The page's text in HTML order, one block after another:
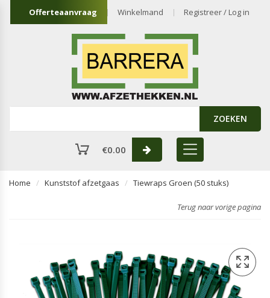
Offerteaanvraag Winkelmand Registreer / Log in
ZOEKEN
€0.00
Home Kunststof afzetgaas Tiewraps Groen (50 stuks)
Terug naar vorige pagina